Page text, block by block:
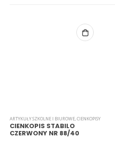
ARTYKUŁY SZKOLNE I BIUROWE,CIENKOPISY
CIENKOPIS STABILO
CZERWONY NR 88/40